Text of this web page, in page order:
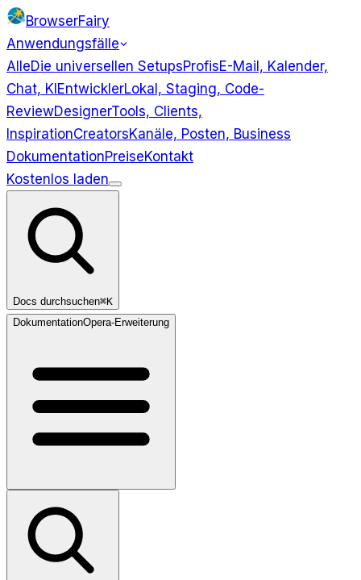
BrowserFairy
Anwendungsfälle
AlleDie universellen SetupsProfisE-Mail, Kalender,
Chat, KI EntwicklerLokal, Staging, Code-
ReviewDesignerTools, Clients,
InspirationCreatorsKanäle, Posten, Business
DokumentationPreiseKontakt
Kostenlos laden
AlleProfisEntwickler
Docs durchsuchen⌘K
DokumentationOpera-Erweiterung